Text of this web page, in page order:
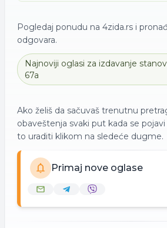
Pogledaj ponudu na 4zida.rs i
odgovara.
Najnoviji oglasi za izdavanje
67a
Ako želiš da sačuvaš trenutnu
obaveštenja svaki put kada se
to uraditi klikom na sledeće dugme.
Primaj nove oglase